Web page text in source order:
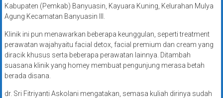
Kabupaten (Pemkab) Banyuasin, Kayuara Kuning, Kelurahan Mulya
Agung Kecamatan Banyuasin III.
Klinik ini pun menawarkan beberapa keunggulan, seperti treatment
perawatan wajahyaitu facial detox, facial premium dan cream yang
diracik khusus serta beberapa perawatan lainnya. Ditambah
suasana klinik yang homey membuat pengunjung merasa betah
berada disana.
dr. Sri Fitriyanti Askolani mengatakan, semasa kuliah dirinya sudah